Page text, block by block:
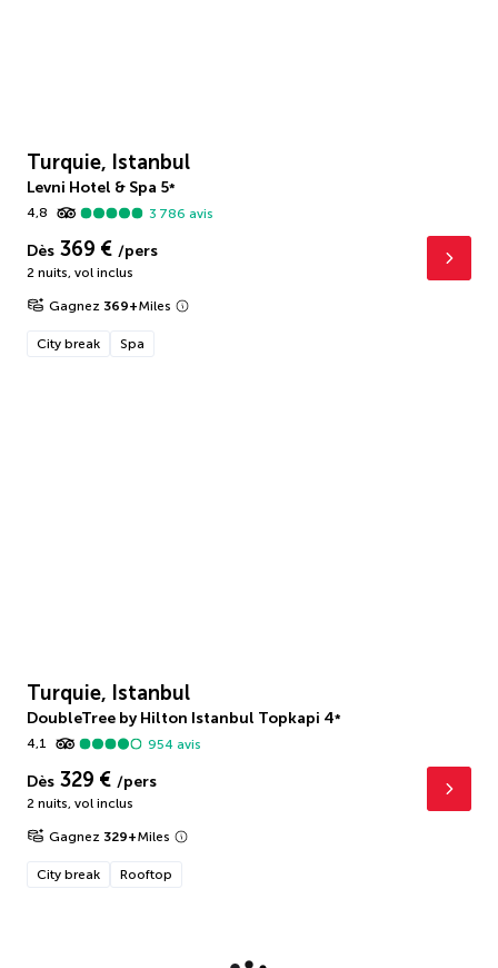
Turquie, Istanbul
Levni Hotel & Spa 5*
4,8
3 786 avis
Dès 369 € /pers
2 nuits, vol inclus
Gagnez 369+Miles
City break Spa
Turquie, Istanbul
DoubleTree by Hilton Istanbul Topkapi 4*
4,1
954 avis
Dès 329 € /pers
2 nuits, vol inclus
Gagnez 329+Miles
City break Rooftop